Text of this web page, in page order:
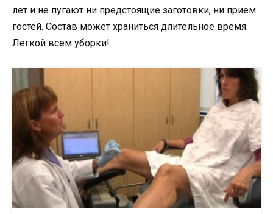
лет и не пугают ни предстоящие заготовки, ни прием
гостей. Состав может храниться длительное время.
Легкой всем уборки!